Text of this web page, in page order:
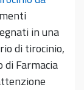
in una
di tirocinio,
Farmacia